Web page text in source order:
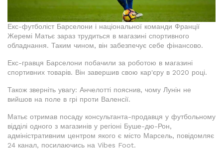
Екс-футболіст Барселони і національної команди Франції
Жеремі Матьє зараз трудиться в магазині спортивного
обладнання. Таким чином, він забезпечує себе фінансово.
Екс-гравця Барселони побачили за роботою в магазині
спортивних товарів. Він завершив свою кар'єру в 2020 році.
Також зверніть увагу: Анчелотті пояснив, чому Лунін не
вийшов на поле в грі проти Валенсії.
Матьє отримав посаду консультанта-продавця у футбольному
відділі одного з магазинів у регіоні Буше-дю-Рон,
адміністративним центром якого є місто Марсель, повідомляє
24 канал, посилаючись на Vibes Foot.